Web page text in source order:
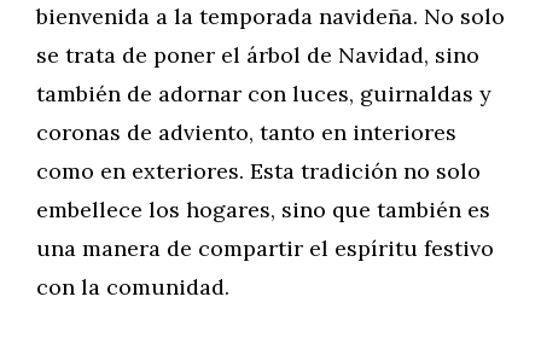
bienvenida a la temporada navideña. No solo
se trata de poner el árbol de Navidad, sino
también de adornar con luces, guirnaldas y
coronas de adviento, tanto en interiores
como en exteriores. Esta tradición no solo
embellece los hogares, sino que también es
una manera de compartir el espíritu festivo
con la comunidad.